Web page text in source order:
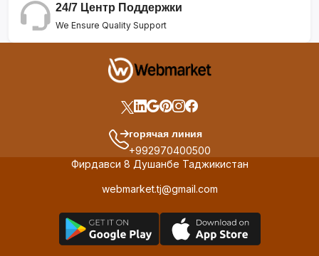
24/7 Центр Поддержки
We Ensure Quality Support
горячая линия
+992970400500
Фирдавси 8 Душанбе Таджикистан
webmarket.tj@gmail.com